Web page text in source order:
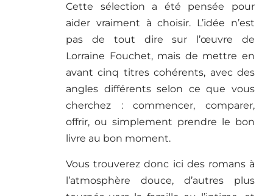
Cette sélection a été pensée pour
aider vraiment à choisir. L’idée n’est
pas de tout dire sur l’œuvre de
Lorraine Fouchet, mais de mettre en
avant cinq titres cohérents, avec des
angles différents selon ce que vous
cherchez : commencer, comparer,
offrir, ou simplement prendre le bon
livre au bon moment.
Vous trouverez donc ici des romans à
l’atmosphère douce, d’autres plus